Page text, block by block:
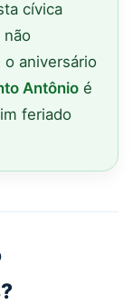
cívica
não
aniversário
Antônio é
feriado